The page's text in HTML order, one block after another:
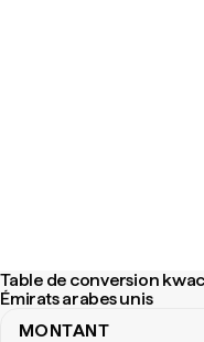
Table de conversion
Émirats arabes unis
MONTANT